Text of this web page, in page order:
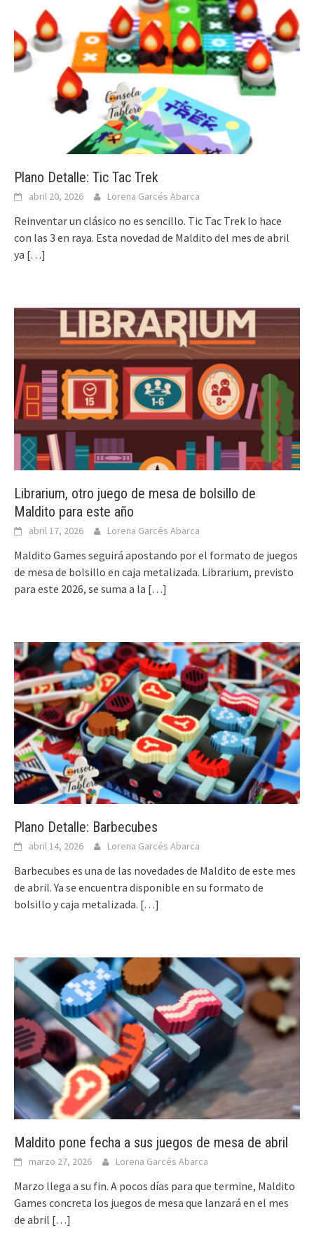
Plano Detalle: Tic Tac Trek
abril 20, 2026 Lorena Garcés Abarca
Reinventar un clásico no es sencillo. Tic Tac Trek lo hace
con las 3 en raya. Esta novedad de Maldito del mes de abril
ya […]
Librarium, otro juego de mesa de bolsillo de
Maldito para este año
abril 17, 2026 Lorena Garcés Abarca
Maldito Games seguirá apostando por el formato de juegos
de mesa de bolsillo en caja metalizada. Librarium, previsto
para este 2026, se suma a la […]
Plano Detalle: Barbecubes
abril 14, 2026 Lorena Garcés Abarca
Barbecubes es una de las novedades de Maldito de este mes
de abril. Ya se encuentra disponible en su formato de
bolsillo y caja metalizada. […]
Maldito pone fecha a sus juegos de mesa de abril
marzo 27, 2026 Lorena Garcés Abarca
Marzo llega a su fin. A pocos días para que termine, Maldito
Games concreta los juegos de mesa que lanzará en el mes
de abril […]